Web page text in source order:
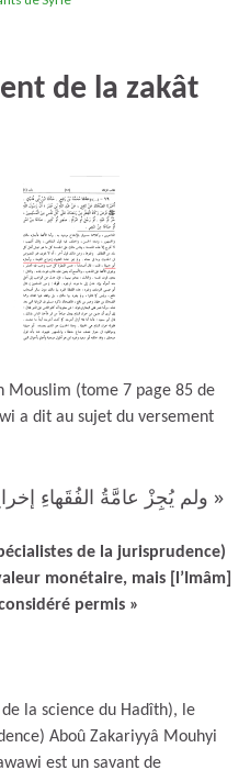
de la zakât
Mouslim (tome 7 page 85 de
a dit au sujet du versement
« ولم يُجِزْ عامَّةُ الفُقَهاءِ
de la jurisprudence)
monétaire, mais [l’Imâm]
permis »
la science du Hadîth), le
Aboû Zakariyyâ Mouhyi
est un savant de